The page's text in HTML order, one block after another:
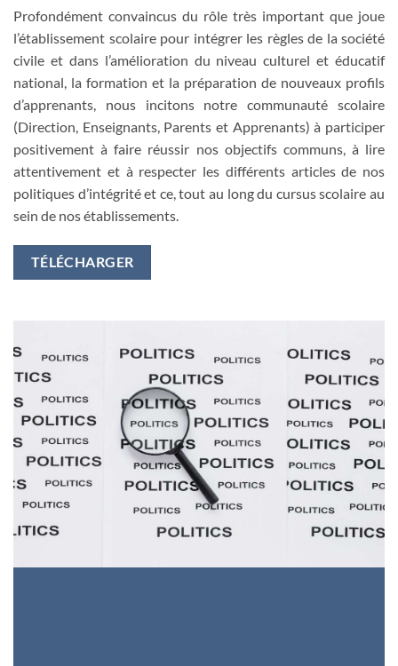
Profondément convaincus du rôle très important que joue
l’établissement scolaire pour intégrer les règles de la société
civile et dans l’amélioration du niveau culturel et éducatif
national, la formation et la préparation de nouveaux profils
d’apprenants, nous incitons notre communauté scolaire
(Direction, Enseignants, Parents et Apprenants) à participer
positivement à faire réussir nos objectifs communs, à lire
attentivement et à respecter les différents articles de nos
politiques d’intégrité et ce, tout au long du cursus scolaire au
sein de nos établissements.
TÉLÉCHARGER